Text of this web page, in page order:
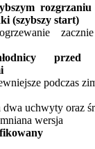
(szybszy start)
przed
podczas
dwa uchwyty oraz
wersja